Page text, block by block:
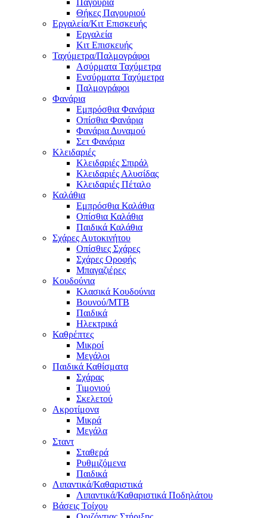
Παγούρια
Θήκες Παγουριού
Εργαλεία/Κιτ Επισκευής
Εργαλεία
Κιτ Επισκευής
Ταχύμετρα/Παλμογράφοι
Ασύρματα Ταχύμετρα
Ενσύρματα Ταχύμετρα
Παλμογράφοι
Φανάρια
Εμπρόσθια Φανάρια
Οπίσθια Φανάρια
Φανάρια Δυναμού
Σετ Φανάρια
Κλειδαριές
Κλειδαριές Σπιράλ
Κλειδαριές Αλυσίδας
Κλειδαριές Πέταλο
Καλάθια
Εμπρόσθια Καλάθια
Οπίσθια Καλάθια
Παιδικά Καλάθια
Σχάρες Αυτοκινήτου
Οπίσθιες Σχάρες
Σχάρες Οροφής
Μπαγαζιέρες
Κουδούνια
Κλασικά Κουδούνια
Βουνού/MTB
Παιδικά
Ηλεκτρικά
Καθρέπτες
Μικροί
Μεγάλοι
Παιδικά Καθίσματα
Σχάρας
Τιμονιού
Σκελετού
Ακροτίμονα
Μικρά
Μεγάλα
Σταντ
Σταθερά
Ρυθμιζόμενα
Παιδικά
Λιπαντικά/Καθαριστικά
Λιπαντικά/Καθαριστικά Ποδηλάτου
Βάσεις Τοίχου